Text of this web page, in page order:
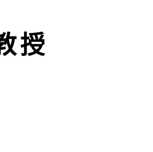
授